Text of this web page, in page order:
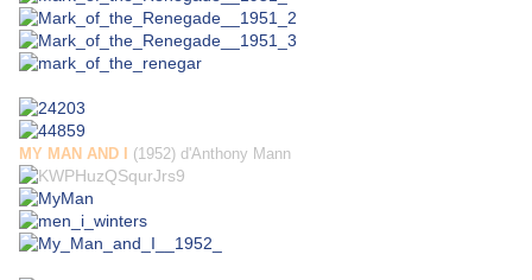
MY MAN AND I (1952) d'Anthony Mann